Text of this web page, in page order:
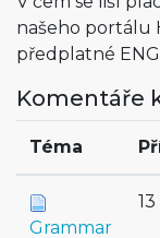
našeho portálu
předplatné
Komentáře
Téma
Grammar
13